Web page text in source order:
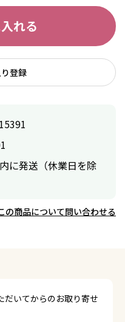
れる
登録
に発送（休業日を除
の商品について問い合わせる
いてからのお取り寄せ